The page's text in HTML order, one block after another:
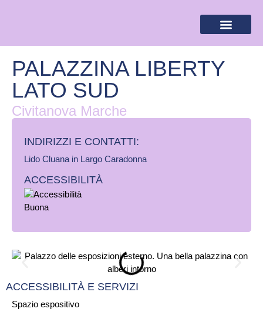
PALAZZINA LIBERTY
LATO SUD
Civitanova Marche
INDIRIZZI E CONTATTI:​
Lido Cluana in Largo Caradonna
ACCESSIBILITÀ
Spazio espositivo
ACCESSIBILITÀ E SERVIZI